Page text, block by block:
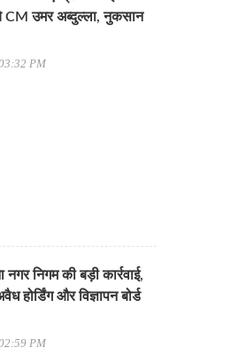
CM उमर अब्दुल्ला, नुकसान
PM
निगम की बड़ी कार्रवाई,
होर्डिंग और विज्ञापन बोर्ड
PM